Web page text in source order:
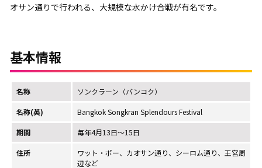
オサン通りで行われる、大規模な水かけ合戦が有名です。
基本情報
名称 ソンクラーン（バンコク）
名称(英) Bangkok Songkran Splendours Festival
期間 毎年4月13日～15日
住所
ワット・ポー、カオサン通り、シーロム通り、王宮周
辺など